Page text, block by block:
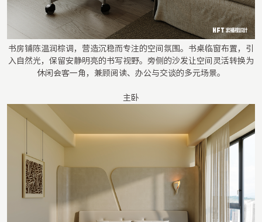
书房铺陈温润棕调，营造沉稳而专注的空间氛围。书桌临窗布置，引
入自然光，保留安静明亮的书写视野。旁侧的沙发让空间灵活转换为
休闲会客一角，兼顾阅读、办公与交谈的多元场景。
主卧